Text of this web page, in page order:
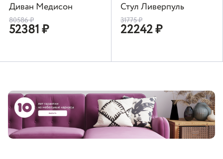
Диван Медисон
80586₽
52381₽
Стул Ливерпуль
31775₽
22242₽